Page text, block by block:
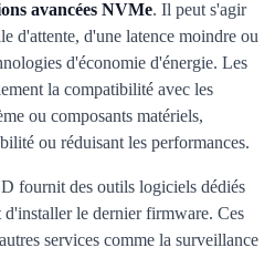
avancées NVMe. Il peut s'agir
d'attente, d'une latence moindre ou
d'économie d'énergie. Les
la compatibilité avec les
ou composants matériels,
ou réduisant les performances.
fournit des outils logiciels dédiés
le dernier firmware. Ces
services comme la surveillance